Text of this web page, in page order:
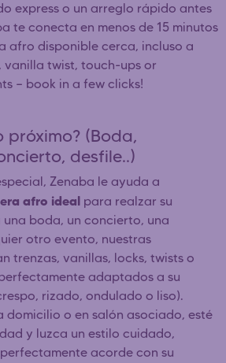
express o un arreglo rápido antes
te conecta en menos de 15 minutos
afro disponible cerca, incluso a
vanilla twist, touch-ups or
— book in a few clicks!
próximo? (Boda,
desfile..)
Zenaba le ayuda a
afro ideal para realzar su
boda, un concierto, una
otro evento, nuestras
trenzas, vanillas, locks, twists o
adaptados a su
rizado, ondulado o liso).
domicilio o en salón asociado, esté
y luzca un estilo cuidado,
acorde con su